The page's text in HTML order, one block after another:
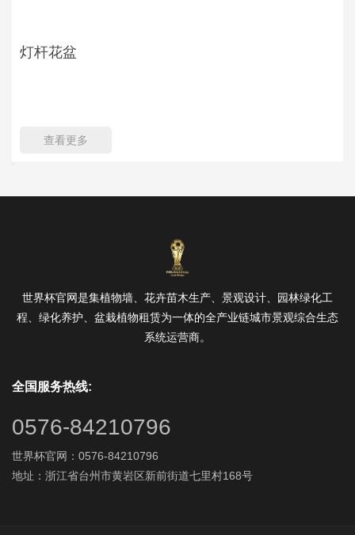
灯杆花盆
查看更多
世界杯官网是集植物墙、花卉苗木生产、景观设计、园林绿化工
程、绿化养护、盆栽植物租赁为一体的全产业链城市景观综合生态
系统运营商。
全国服务热线:
0576-84210796
世界杯官网：0576-84210796
地址：浙江省台州市黄岩区新前街道七里村168号